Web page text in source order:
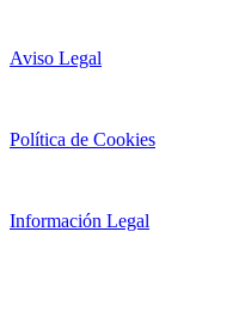
Aviso Legal
Política de Cookies
Información Legal